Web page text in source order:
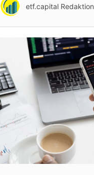
etf.capital Redaktion